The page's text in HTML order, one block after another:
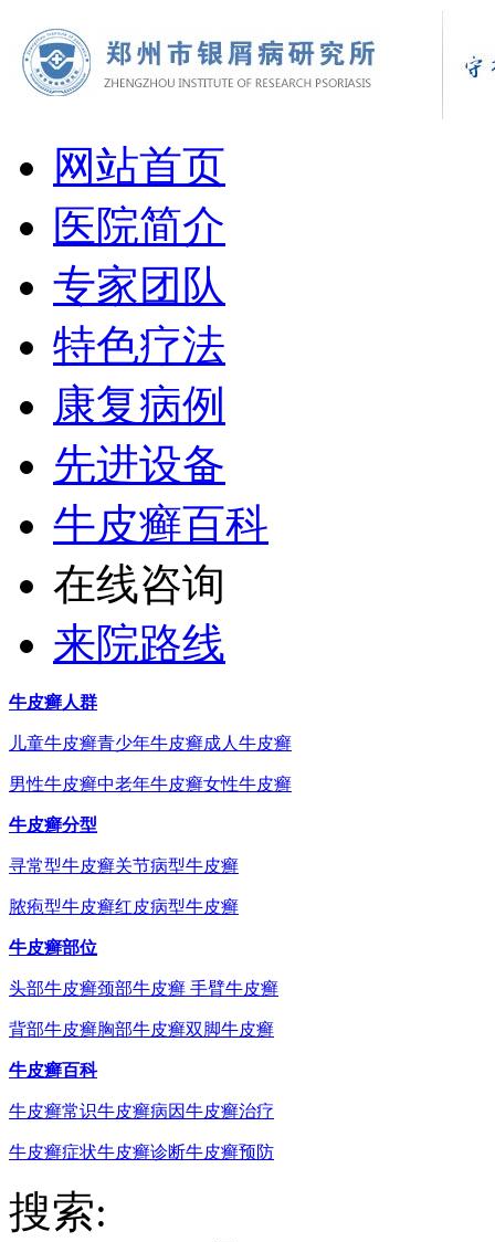
网站首页
医院简介
专家团队
特色疗法
康复病例
先进设备
牛皮癣百科
在线咨询
来院路线
牛皮癣人群
儿童牛皮癣青少年牛皮癣成人牛皮癣
男性牛皮癣中老年牛皮癣女性牛皮癣
牛皮癣分型
寻常型牛皮癣关节病型牛皮癣
脓疱型牛皮癣红皮病型牛皮癣
牛皮癣部位
头部牛皮癣颈部牛皮癣 手臂牛皮癣
背部牛皮癣胸部牛皮癣双脚牛皮癣
牛皮癣百科
牛皮癣常识牛皮癣病因牛皮癣治疗
牛皮癣症状牛皮癣诊断牛皮癣预防
搜索: